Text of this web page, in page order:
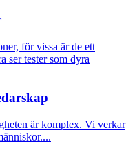
för vissa är de ett
ser tester som dyra
är komplex. Vi verkar